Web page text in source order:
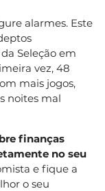
alarmes. Este
Seleção em
vez, 48
mais jogos,
noites mal
finanças
no seu
e fique a
o seu